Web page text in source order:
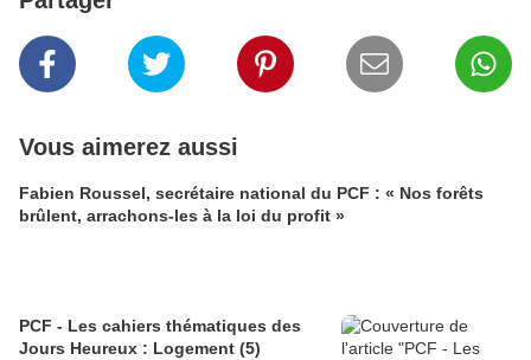
Vous aimerez aussi
Fabien Roussel, secrétaire national du PCF : « Nos forêts
brûlent, arrachons-les à la loi du profit »
PCF - Les cahiers thématiques des
Jours Heureux : Logement (5)